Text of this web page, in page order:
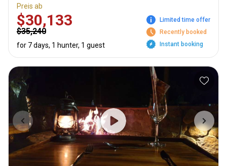
Preis ab
$30,133
$35,240
for 7 days, 1 hunter, 1 guest
Limited time offer
Recently booked
Instant booking